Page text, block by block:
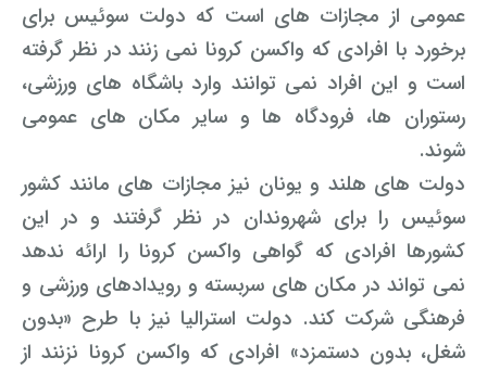
عمومی از مجازات های است که دولت سوئیس برای
برخورد با افرادی که واکسن کرونا نمی زنند در نظر گرفته
است و این افراد نمی توانند وارد باشگاه های ورزشی،
رستوران ها، فرودگاه ها و سایر مکان های عمومی
شوند.
دولت های هلند و یونان نیز مجازات های مانند کشور
سوئیس را برای شهروندان در نظر گرفتند و در این
کشورها افرادی که گواهی واکسن کرونا را ارائه ندهد
نمی تواند در مکان های سربسته و رویدادهای ورزشی و
فرهنگی شرکت کند. دولت استرالیا نیز با طرح «بدون
شغل، بدون دستمزد» افرادی که واکسن کرونا نزنند از